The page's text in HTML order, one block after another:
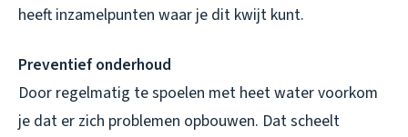
heeft inzamelpunten waar je dit kwijt kunt.
Preventief onderhoud
Door regelmatig te spoelen met heet water voorkom
je dat er zich problemen opbouwen. Dat scheelt